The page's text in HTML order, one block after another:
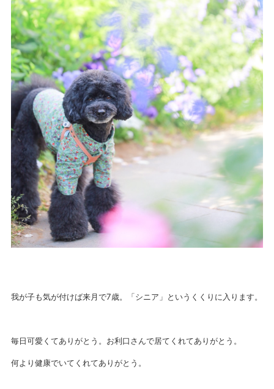
我が子も気が付けば来月で7歳。「シニア」というくくりに入ります。
毎日可愛くてありがとう。お利口さんで居てくれてありがとう。
何より健康でいてくれてありがとう。